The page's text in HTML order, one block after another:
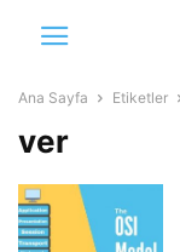
Ana Sayfa Etiketler
ver